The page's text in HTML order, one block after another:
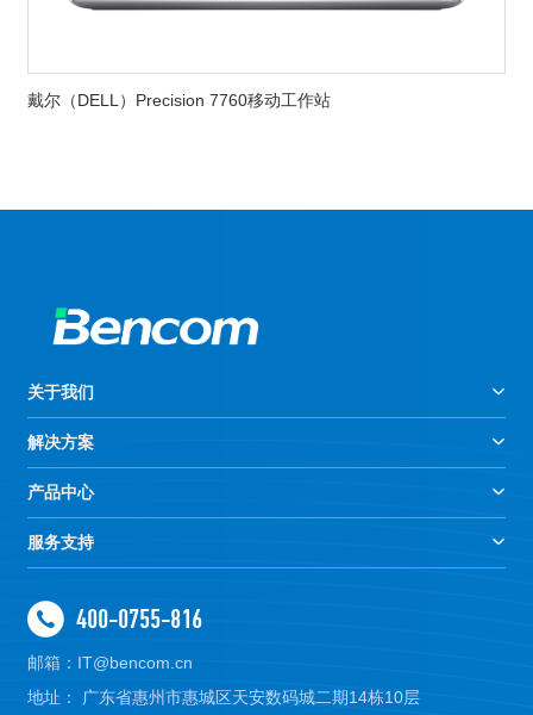
戴尔（DELL）Precision 7760移动工作站
关于我们
解决方案
产品中心
服务支持
400-0755-816
邮箱：IT@bencom.cn
地址： 广东省惠州市惠城区天安数码城二期14栋10层